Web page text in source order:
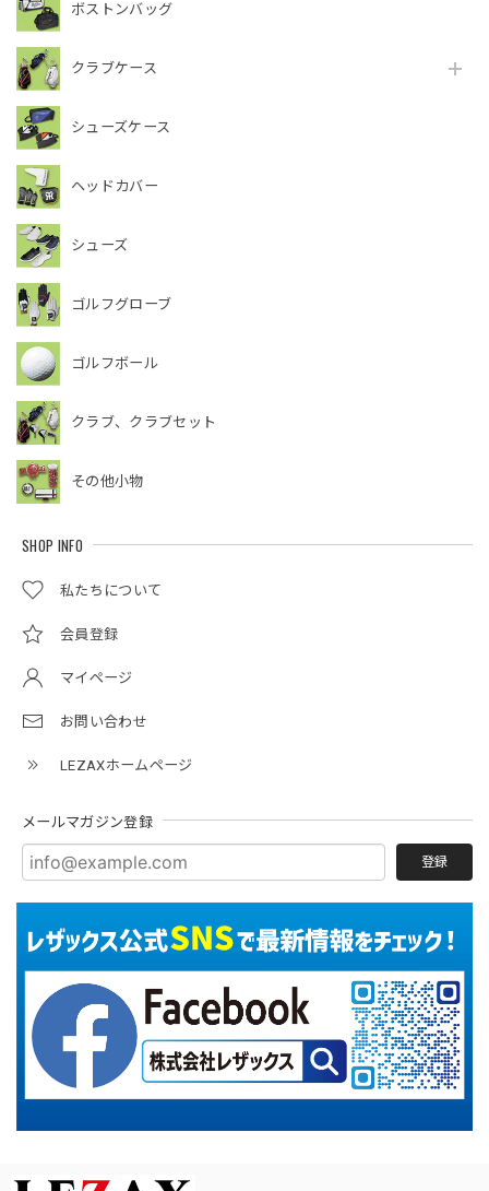
ボストンバッグ
クラブケース
シューズケース
ヘッドカバー
シューズ
ゴルフグローブ
ゴルフボール
クラブ、クラブセット
その他小物
SHOP INFO
私たちについて
会員登録
マイページ
お問い合わせ
LEZAXホームページ
メールマガジン登録
登録